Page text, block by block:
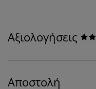
Αξιολογήσεις
Αποστολή